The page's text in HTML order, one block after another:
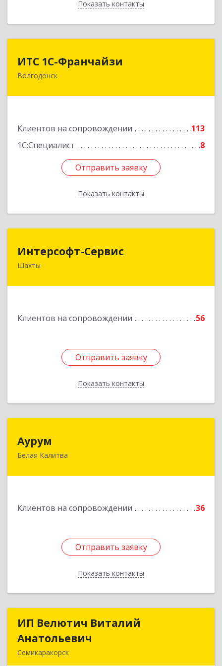
Показать контакты
Назад
ИТС 1С-Франчайзи
Волгодонск
Клиентов на сопровождении
113
1С:Специалист
8
Отправить заявку
Показать контакты
ИТС 1С-Франчайзи
347380, Ростовская обл, Волгодонск г, Гагарина
Отправить заявку
Назад
Интерсофт-Сервис
Шахты
Клиентов на сопровождении 56
Отправить заявку
Показать контакты
346480, Ростовская обл, Шахты г, Советская ул,
Отправить заявку
Назад
Аурум
Белая Калитва
Клиентов на сопровождении 36
Отправить заявку
Показать контакты
347044, Ростовская обл, Белокалитвинский р-н,
Отправить заявку
Назад
ИП Велютич Виталий
Анатольевич
Семикаракорск
ИП Велютич Виталий